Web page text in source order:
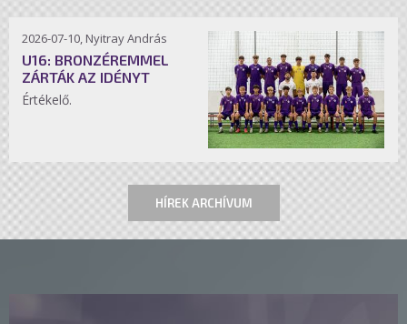
2026-07-10, Nyitray András
U16: BRONZÉREMMEL
ZÁRTÁK AZ IDÉNYT
Értékelő.
HÍREK ARCHÍVUM